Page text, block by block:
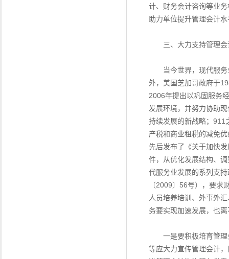
计、财务会计咨询等业
助力单位提升管理会计
三、大力支持管理会
当今世界，现代服务
外，美国芝加哥政府于
2006年提出以巩固服务
发展环境，并努力协助
持续发展的新战略；911
产税和商业租税的减免
先后发布了《关于加快
件，从优化发展结构、
代服务业发展的系列支
〔2009〕56号），要
人员培养培训、外事外
务要实现加速发展，也
一是要积极培育管理
等应大力宣传管理会计